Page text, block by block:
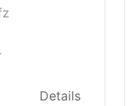
Details